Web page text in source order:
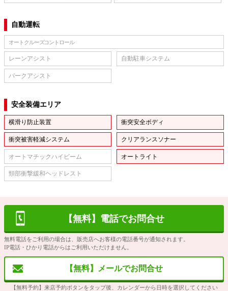
自動運転
オートクルーズコントロール
レーンアシスト 自動駐車システム
パークアシスト
安全装備エリア
横滑り防止装置 衝突安全ボディ
衝突被害軽減システム クリアランスソナー
オートマチックハイビーム オートライト
頸部衝撃緩和ヘッドレスト
【無料】電話でお問合せ
無料電話をご利用の場合は、販売店へお客様の電話番号が通知されます。
IP電話・ひかり電話からはご利用いただけません。
【無料】メールでお問合せ
【無料予約】来店予約ボタンをタップ後、カレンダーから日時を選択してください